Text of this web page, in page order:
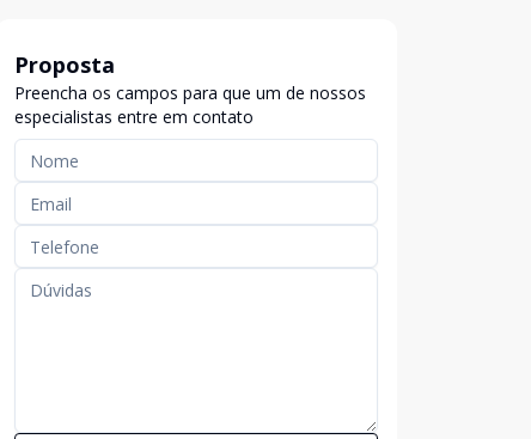
Proposta
Preencha os campos para que um de nossos
especialistas entre em contato